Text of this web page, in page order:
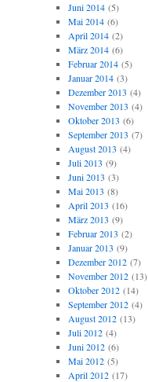
Juni 2014(5)
Mai 2014(6)
April 2014(2)
März 2014(6)
Februar 2014(5)
Januar 2014(3)
Dezember 2013 (4)
November 2013 (4)
Oktober 2013 (6)
September 2013 (7)
August 2013 (4)
Juli 2013 (9)
Juni 2013 (3)
Mai 2013 (8)
April 2013 (16)
März 2013 (9)
Februar 2013 (2)
Januar 2013 (9)
Dezember 2012(7)
November 2012(13)
Oktober 2012(14)
September 2012(4)
August 2012(13)
Juli 2012(4)
Juni 2012(6)
Mai 2012(5)
April 2012(17)